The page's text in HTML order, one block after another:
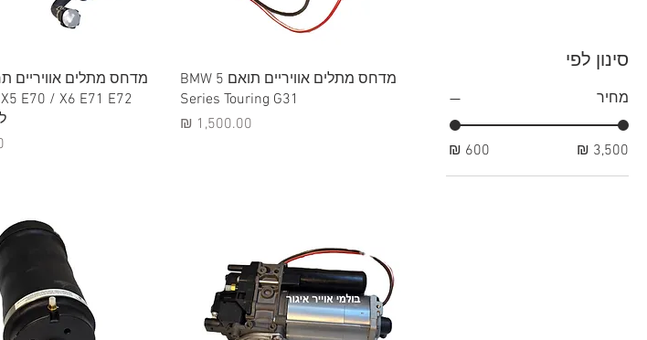
סינון לפי
מחיר
תצוגה מהירה
מדחס מתלים אוויריים תואם BMW 5
Series Touring G31
מחיר
תצוגה מהירה